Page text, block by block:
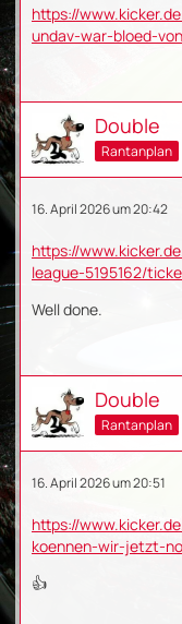
https://
undav-war-bloed-
Double
Rantanplan
16. April 2026 um 20:42
https://
league-5195162/
Well done.
Double
Rantanplan
16. April 2026 um 20:51
https://
koennen-wir-jetzt-
👍